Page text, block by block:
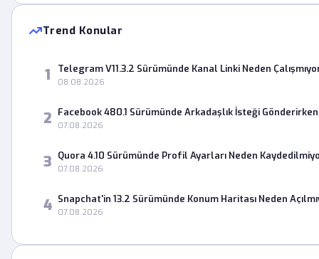
Trend Konular
1 Telegram V11.3.2 Sürümünde Kanal Linki Neden
08.08.2026
2 Facebook 480.1 Sürümünde Arkadaşlık İsteği
07.08.2026
3 Quora 4.10 Sürümünde Profil Ayarları Neden
07.08.2026
4 Snapchat'in 13.2 Sürümünde Konum Haritası Neden
07.08.2026